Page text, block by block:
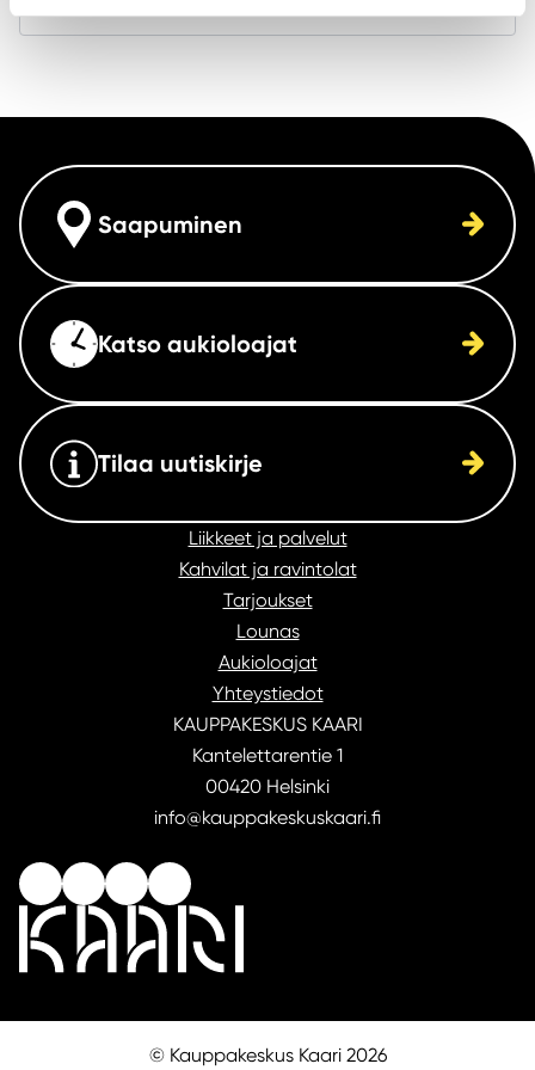
Saapuminen
Katso aukioloajat
Tilaa uutiskirje
Liikkeet ja palvelut
Kahvilat ja ravintolat
Tarjoukset
Lounas
Aukioloajat
Yhteystiedot
KAUPPAKESKUS KAARI
Kantelettarentie 1
00420 Helsinki
info@kauppakeskuskaari.fi
© Kauppakeskus Kaari 2026